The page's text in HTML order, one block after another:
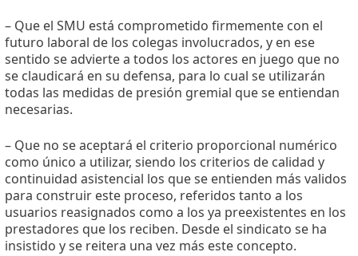
– Que el SMU está comprometido firmemente con el
futuro laboral de los colegas involucrados, y en ese
sentido se advierte a todos los actores en juego que no
se claudicará en su defensa, para lo cual se utilizarán
todas las medidas de presión gremial que se entiendan
necesarias.
– Que no se aceptará el criterio proporcional numérico
como único a utilizar, siendo los criterios de calidad y
continuidad asistencial los que se entienden más validos
para construir este proceso, referidos tanto a los
usuarios reasignados como a los ya preexistentes en los
prestadores que los reciben. Desde el sindicato se ha
insistido y se reitera una vez más este concepto.